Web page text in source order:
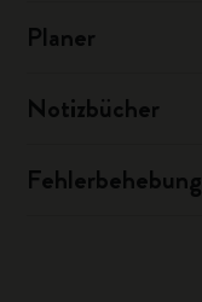
Planer
Notizbücher
Fehlerbehebung